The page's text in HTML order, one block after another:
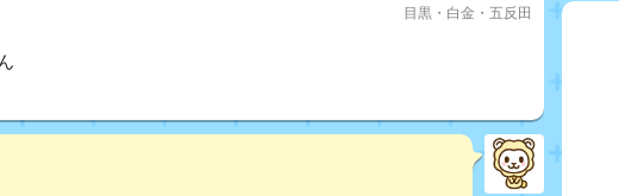
目黒・白金・五反田